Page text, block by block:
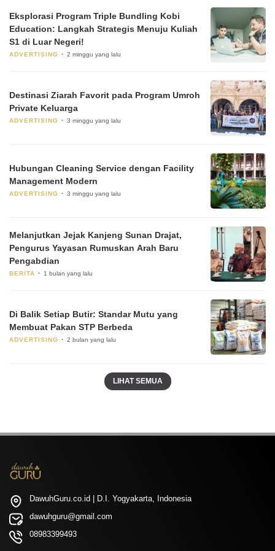
Eksplorasi Program Triple Bundling Kobi
Education: Langkah Strategis Menuju Kuliah
S1 di Luar Negeri!
ADVERTISING 2 minggu yang lalu
Destinasi Ziarah Favorit pada Program Umroh
Private Keluarga
ADVERTISING 3 minggu yang lalu
Hubungan Cleaning Service dengan Facility
Management Modern
ADVERTISING 3 minggu yang lalu
Melanjutkan Jejak Kanjeng Sunan Drajat,
Pengurus Yayasan Rumuskan Arah Baru
Pengabdian
BERITA 1 bulan yang lalu
Di Balik Setiap Butir: Standar Mutu yang
Membuat Pakan STP Berbeda
ADVERTISING 2 bulan yang lalu
LIHAT SEMUA
DawuhGuru.co.id | D.I. Yogyakarta, Indonesia
dawuhguru@gmail.com
08983399493